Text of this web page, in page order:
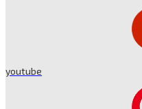
youtube